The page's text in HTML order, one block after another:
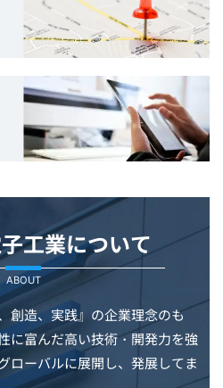
工業について
ABOUT
創造、実践』の企業理念のも
に富んだ高い技術・開発力を強
ローバルに展開し、発展してま